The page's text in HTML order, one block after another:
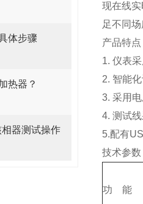
体步骤
热器？
器测试操作
现在线
足不同
产品特点
1. 仪表
2. 智能
3. 采用
4. 测试
5.配有
技术参数
功 能